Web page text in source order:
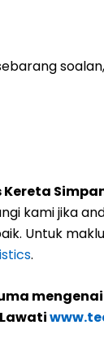
Kereta
kami jika
Untuk
.